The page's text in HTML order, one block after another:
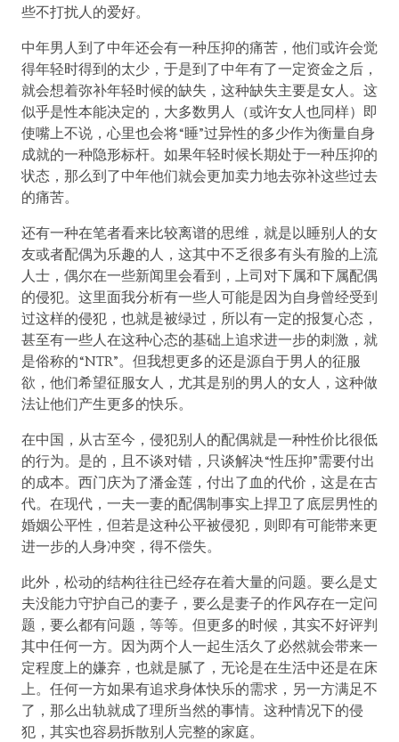
些不打扰人的爱好。
中年男人到了中年还会有一种压抑的痛苦，他们或许会觉
得年轻时得到的太少，于是到了中年有了一定资金之后，
就会想着弥补年轻时候的缺失，这种缺失主要是女人。这
似乎是性本能决定的，大多数男人（或许女人也同样）即
使嘴上不说，心里也会将“睡”过异性的多少作为衡量自身
成就的一种隐形标杆。如果年轻时候长期处于一种压抑的
状态，那么到了中年他们就会更加卖力地去弥补这些过去
的痛苦。
还有一种在笔者看来比较离谱的思维，就是以睡别人的女
友或者配偶为乐趣的人，这其中不乏很多有头有脸的上流
人士，偶尔在一些新闻里会看到，上司对下属和下属配偶
的侵犯。这里面我分析有一些人可能是因为自身曾经受到
过这样的侵犯，也就是被绿过，所以有一定的报复心态，
甚至有一些人在这种心态的基础上追求进一步的刺激，就
是俗称的“NTR”。但我想更多的还是源自于男人的征服
欲，他们希望征服女人，尤其是别的男人的女人，这种做
法让他们产生更多的快乐。
在中国，从古至今，侵犯别人的配偶就是一种性价比很低
的行为。是的，且不谈对错，只谈解决“性压抑”需要付出
的成本。西门庆为了潘金莲，付出了血的代价，这是在古
代。在现代，一夫一妻的配偶制事实上捍卫了底层男性的
婚姻公平性，但若是这种公平被侵犯，则即有可能带来更
进一步的人身冲突，得不偿失。
此外，松动的结构往往已经存在着大量的问题。要么是丈
夫没能力守护自己的妻子，要么是妻子的作风存在一定问
题，要么都有问题，等等。但更多的时候，其实不好评判
其中任何一方。因为两个人一起生活久了必然就会带来一
定程度上的嫌弃，也就是腻了，无论是在生活中还是在床
上。任何一方如果有追求身体快乐的需求，另一方满足不
了，那么出轨就成了理所当然的事情。这种情况下的侵
犯，其实也容易拆散别人完整的家庭。